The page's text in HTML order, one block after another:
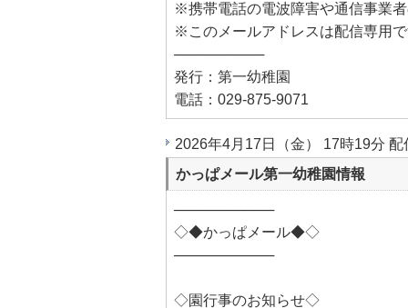
※携帯電話の電波障害や通信事業
※このメールアドレスは配信専用
─────────
発行：第一幼稚園
電話：029-875-9071
2026年4月17日（金） 17時19分 配
かっぱメール第一幼稚園情報
──────────
◇◆かっぱメール◆◇
──────────
◇園行事のお知らせ◇